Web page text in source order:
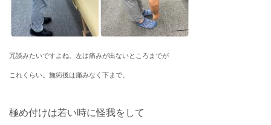
冗談みたいですよね。左は痛みが出ないところまでが
これくらい。施術後は痛みなく下まで。
極め付けは若い時に怪我をして